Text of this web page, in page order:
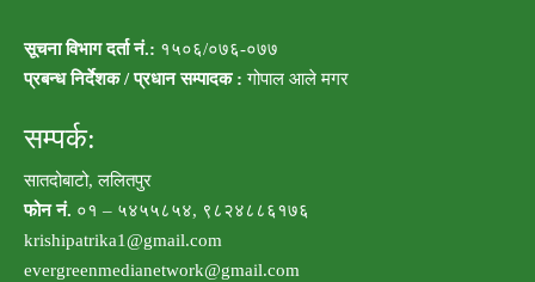
सूचना विभाग दर्ता नं.: १५०६/०७६-०७७
प्रबन्ध निर्देशक / प्रधान सम्पादक : गोपाल आले मगर
सम्पर्क:
सातदोबाटो, ललितपुर
फोन नं. ०१ – ५४५५८५४, ९८२४८८६१७६
krishipatrika1@gmail.com
evergreenmedianetwork@gmail.com